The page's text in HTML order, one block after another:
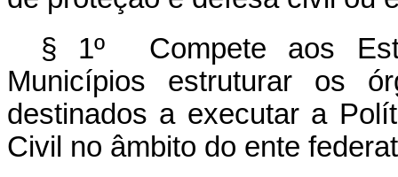
§ 1º Compete aos
Municípios estruturar os
destinados a executar a
Civil no âmbito do ente